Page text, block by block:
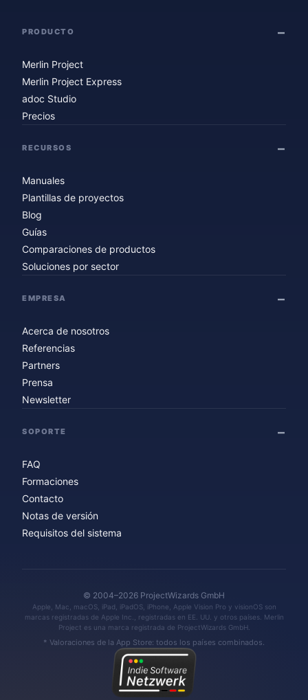
PRODUCTO
Merlin Project
Merlin Project Express
adoc Studio
Precios
RECURSOS
Manuales
Plantillas de proyectos
Blog
Guías
Comparaciones de productos
Soluciones por sector
EMPRESA
Acerca de nosotros
Referencias
Partners
Prensa
Newsletter
SOPORTE
FAQ
Formaciones
Contacto
Notas de versión
Requisitos del sistema
© 2004–2026 ProjectWizards GmbH
Apple, Mac, macOS, iPad, iPadOS, iPhone, Apple Vision Pro y visionOS son
marcas registradas de Apple Inc., registradas en EE. UU. y otros países. Merlin
Project es una marca registrada de ProjectWizards GmbH.
* Valoraciones de la App Store: todos los países combinados.